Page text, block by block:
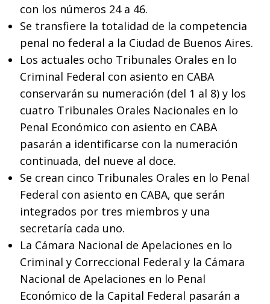
con los números 24 a 46.
Se transfiere la totalidad de la competencia
penal no federal a la Ciudad de Buenos Aires.
Los actuales ocho Tribunales Orales en lo
Criminal Federal con asiento en CABA
conservarán su numeración (del 1 al 8) y los
cuatro Tribunales Orales Nacionales en lo
Penal Económico con asiento en CABA
pasarán a identificarse con la numeración
continuada, del nueve al doce.
Se crean cinco Tribunales Orales en lo Penal
Federal con asiento en CABA, que serán
integrados por tres miembros y una
secretaría cada uno.
La Cámara Nacional de Apelaciones en lo
Criminal y Correccional Federal y la Cámara
Nacional de Apelaciones en lo Penal
Económico de la Capital Federal pasarán a